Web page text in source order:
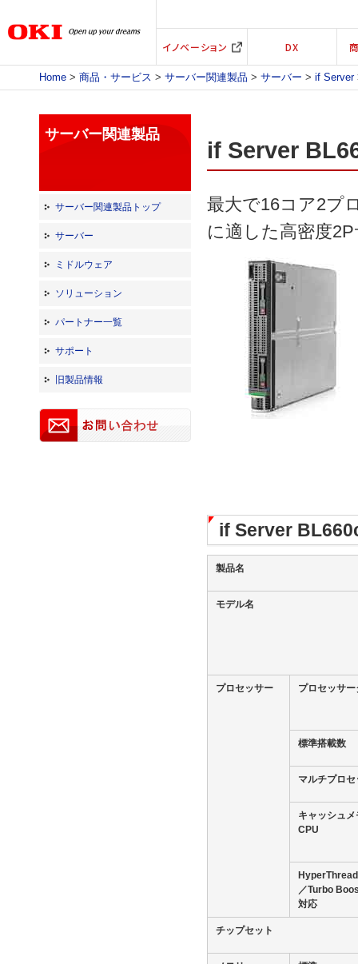
イノベーション DX
Home > 商品・サービス > サーバー関連製品 > サーバー > if Server
サーバー関連製品
if Server
最大で16コア2プ
に適した高密度
if Server
製品名
モデル名
プロセッサー プロセッサ
標準搭載数
マルチプロ
キャッシュ
CPU
／Turbo
対応
チップセット
サーバー関連製品トップ
サーバー
ミドルウェア
ソリューション
パートナー一覧
サポート
旧製品情報